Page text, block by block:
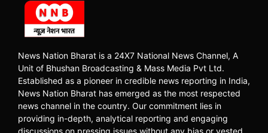
News Nation Bharat is a 24X7 National News Channel, A
Unit of Bhushan Broadcasting & Mass Media Pvt Ltd.
Established as a pioneer in credible news reporting in India,
News Nation Bharat has emerged as the most respected
news channel in the country. Our commitment lies in
providing in-depth, analytical reporting and engaging
discussions on pressing issues without any bias or vested